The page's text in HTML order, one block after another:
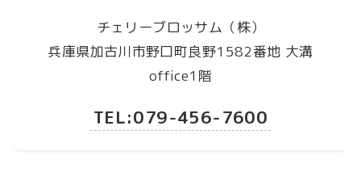
チェリーブロッサム（株）
兵庫県加古川市野口町良野1582番地 大溝
office1階
TEL:079-456-7600